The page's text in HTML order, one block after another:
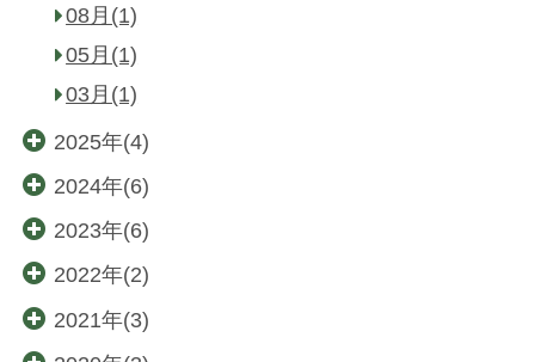
08月(1)
05月(1)
03月(1)
2025年(4)
2024年(6)
2023年(6)
2022年(2)
2021年(3)